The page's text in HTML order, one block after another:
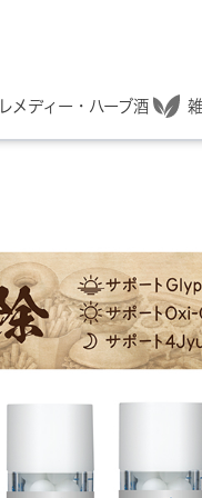
レメディー・ハーブ酒